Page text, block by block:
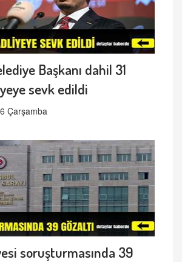
Başkanı dahil 31
sevk edildi
Çarşamba
soruşturmasında 39